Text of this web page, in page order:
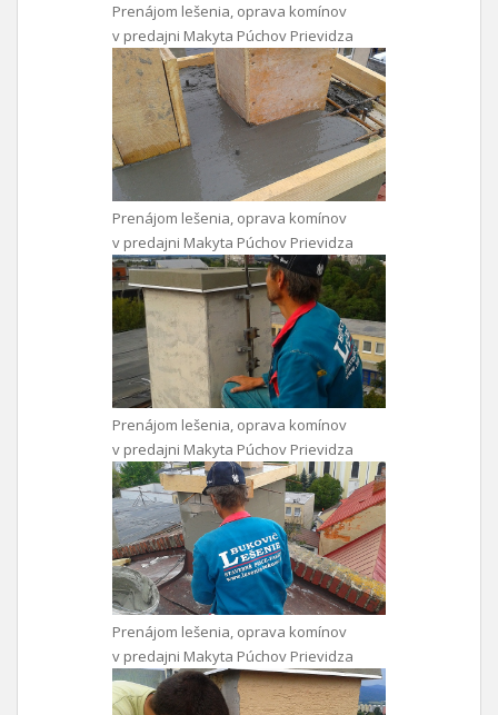
Prenájom lešenia, oprava komínov
v predajni Makyta Púchov Prievidza
Prenájom lešenia, oprava komínov
v predajni Makyta Púchov Prievidza
Prenájom lešenia, oprava komínov
v predajni Makyta Púchov Prievidza
Prenájom lešenia, oprava komínov
v predajni Makyta Púchov Prievidza